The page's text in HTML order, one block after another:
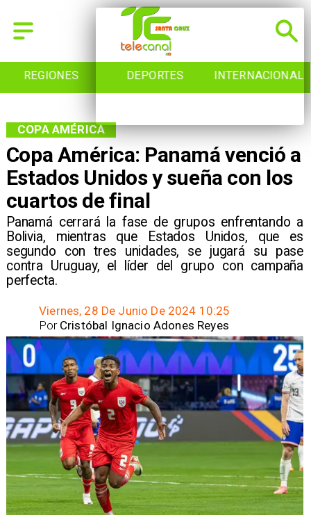
REGIONES DEPORTES INTERNACIONAL
Copa América: Panamá venció a
Estados Unidos y sueña con los
cuartos de final
​Panamá cerrará la fase de grupos enfrentando a
Bolivia, mientras que Estados Unidos, que es
segundo con tres unidades, se jugará su pase
contra Uruguay, el líder del grupo con campaña
perfecta.
COPA AMÉRICA
Viernes, 28 De Junio De 2024 10:25
Cristóbal Ignacio Adones Reyes
Por